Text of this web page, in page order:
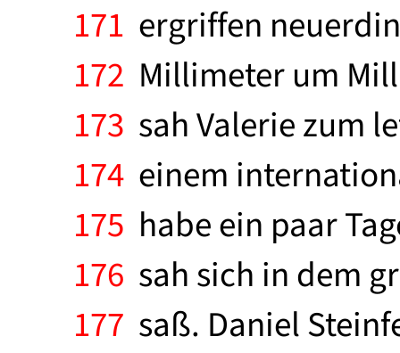
171 ergriffen
172 Millimeter um
173 sah Valerie zum
174 einem
175 habe ein paar
176 sah sich in dem
177 saß. Daniel